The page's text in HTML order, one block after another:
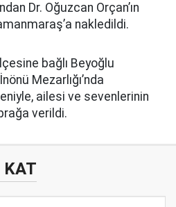
Dr. Oğuzcan Orçan’ın
nakledildi.
bağlı Beyoğlu
Mezarlığı’nda
ailesi ve sevenlerinin
verildi.
KAT